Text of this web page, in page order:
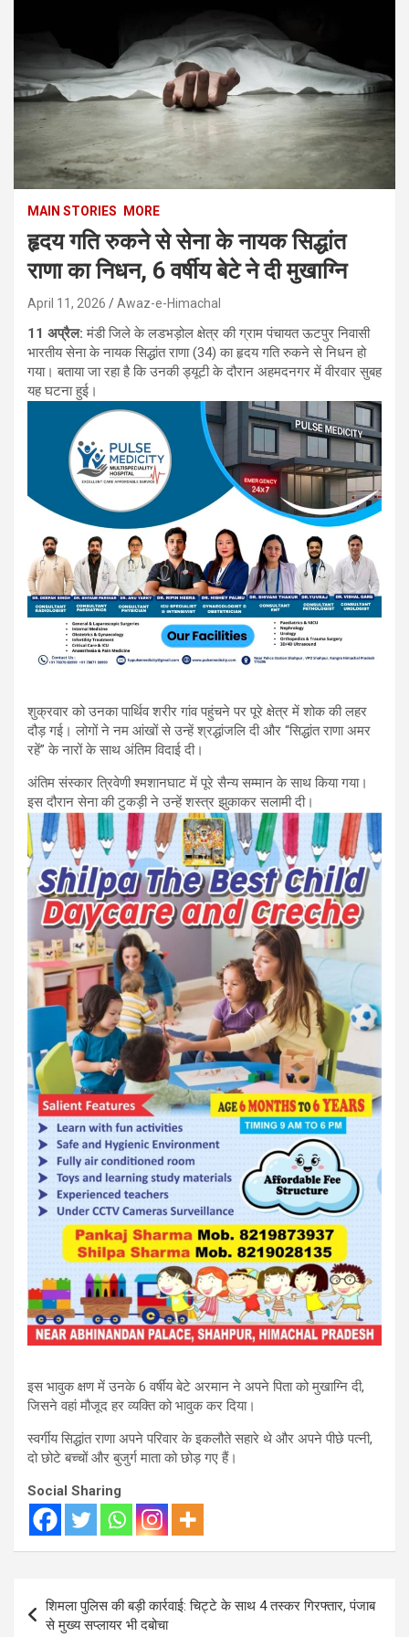
MAIN STORIES MORE
हृदय गति रुकने से सेना के नायक सिद्धांत
राणा का निधन, 6 वर्षीय बेटे ने दी मुखाग्नि
April 11, 2026 Awaz-e-Himachal
11 अप्रैल:मंडी जिले के लडभड़ोल क्षेत्र की ग्राम पंचायत ऊटपुर निवासी
भारतीय सेना के नायक सिद्धांत राणा (34) का हृदय गति रुकने से निधन हो
गया। बताया जा रहा है कि उनकी ड्यूटी के दौरान अहमदनगर में वीरवार सुबह
यह घटना हुई।
शुक्रवार को उनका पार्थिव शरीर गांव पहुंचने पर पूरे क्षेत्र में शोक की लहर
दौड़ गई। लोगों ने नम आंखों से उन्हें श्रद्धांजलि दी और “सिद्धांत राणा अमर
रहें” के नारों के साथ अंतिम विदाई दी।
अंतिम संस्कार त्रिवेणी श्मशानघाट में पूरे सैन्य सम्मान के साथ किया गया।
इस दौरान सेना की टुकड़ी ने उन्हें शस्त्र झुकाकर सलामी दी।
इस भावुक क्षण में उनके 6 वर्षीय बेटे अरमान ने अपने पिता को मुखाग्नि दी,
जिसने वहां मौजूद हर व्यक्ति को भावुक कर दिया।
स्वर्गीय सिद्धांत राणा अपने परिवार के इकलौते सहारे थे और अपने पीछे पत्नी,
दो छोटे बच्चों और बुजुर्ग माता को छोड़ गए हैं।
Social Sharing
Post
navigation
शिमला पुलिस की बड़ी कार्रवाई: चिट्टे के साथ 4 तस्कर गिरफ्तार, पंजाब
से मुख्य सप्लायर भी दबोचा